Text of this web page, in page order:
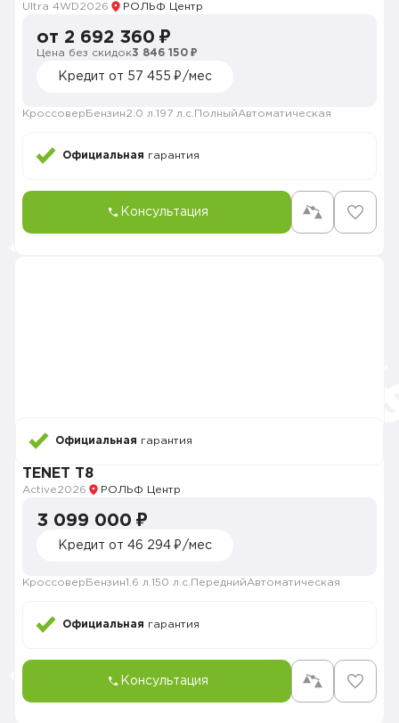
Ultra 4WD2026 РОЛЬФ Центр
от 2 692 360 ₽
Цена без скидок3 846 150 ₽
Кредит от 57 455 ₽/мес
Кроссовер Бензин2.0 л. 197 л.с. ПолныйАвтоматическая
Официальная гарантия
Консультация
Официальная гарантия
TENET T8
Active2026 РОЛЬФ Центр
3 099 000 ₽
Кредит от 46 294 ₽/мес
Кроссовер Бензин1.6 л. 150 л.с. ПереднийАвтоматическая
Официальная гарантия
Консультация